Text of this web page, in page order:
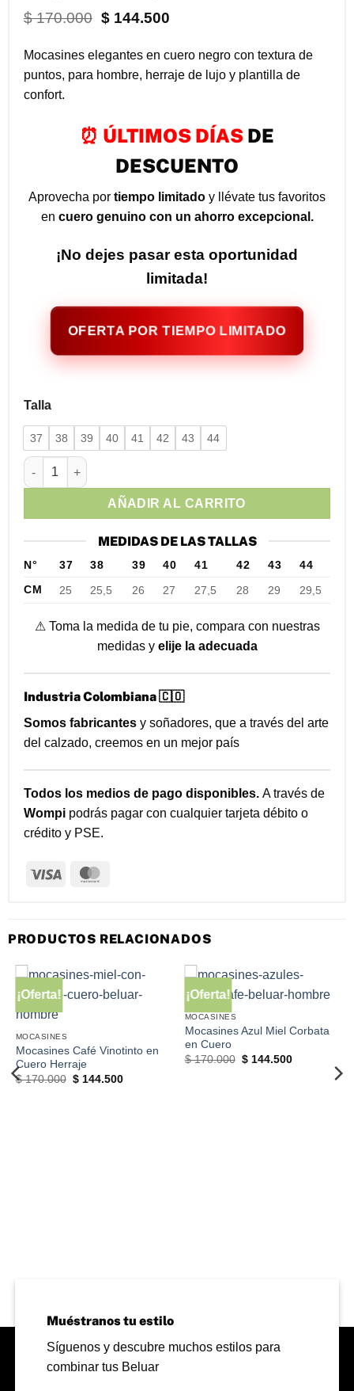
$170.000 El
original
era:
$ 170.000.
$144.500El
es:
$ 144.500.
Mocasines elegantes en cuero negro con textura de
puntos, para hombre, herraje de lujo y plantilla de
confort.
⏰ ÚLTIMOS DÍAS DE
DESCUENTO
Aprovecha por tiempo limitado y llévate tus favoritos
en cuero genuino con un ahorro excepcional.
¡No dejes pasar esta oportunidad
limitada!
OFERTA POR TIEMPO LIMITADO
Talla
37 38 39 40 41 42 43 44
Mocasines Elegantes Cuero Negro Herraje
AÑADIR AL CARRITO
MEDIDAS DE LAS TALLAS
N° 37 38 39 40 41 42 43
44
CM
25 25,5 26 27 27,5 28 29 29,5
⚠ Toma la medida de tu pie, compara con nuestras
medidas y elije la adecuada
Industria Colombiana 🇨🇴
Somos fabricantesy soñadores, que a través del arte
del calzado, creemos en un mejor país
Todos los medios de pago disponibles. A través de
Wompipodrás pagar con cualquier tarjeta débito o
crédito y PSE.
Visa
PRODUCTOS RELACIONADOS
¡Oferta!
MOCASINES
Mocasines Café Vinotinto en
Cuero Herraje
$170.000 El
$144.500El
¡Oferta!
MOCASINES
Mocasines Azul Miel Corbata
en Cuero
$170.000 El
$144.500El
Muéstranos tu estilo
Síguenos y descubre muchos estilos para
combinar tus Beluar